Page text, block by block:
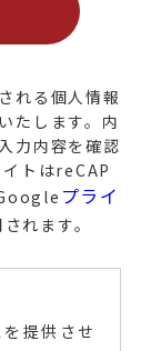
れる個人情報
たします。 内
力内容を確認
トはreCAP
プライ
れます。
提供させ